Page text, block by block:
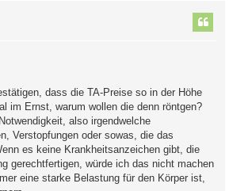
dass die TA-Preise so in der Höhe
im Ernst, warum wollen die denn röntgen?
also irgendwelche
Verstopfungen oder sowas, die das
es keine Krankheitsanzeichen gibt, die
gerechtfertigen, würde ich das nicht machen
eine starke Belastung für den Körper ist,